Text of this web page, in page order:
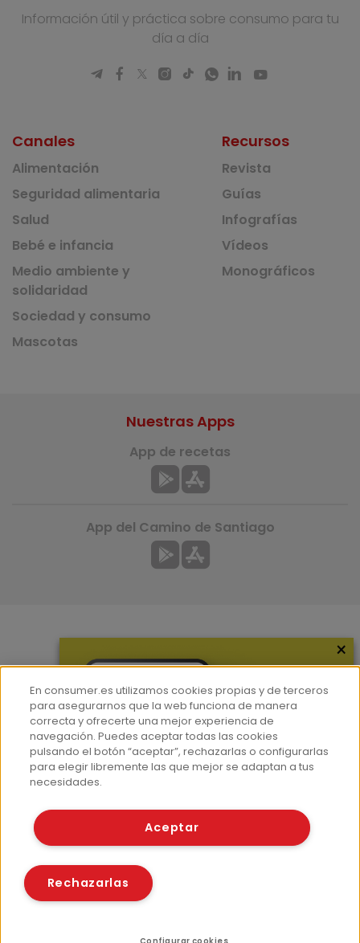
Información útil y práctica sobre consumo para tu
día a día
Canales
Alimentación
Seguridad alimentaria
Salud
Bebé e infancia
Medio ambiente y
solidaridad
Sociedad y consumo
Mascotas
Recursos
Revista
Guías
Infografías
Vídeos
Monográficos
Hemeroteca
Contacto
Prensa
Corpus Lingüístico Consumer
Nuestras Apps
App de recetas
App del Camino de Santiago
© Fundación EROSKI
Políticas de cookies
×
En consumer.es utilizamos cookies propias y de terceros
para asegurarnos que la web funciona de manera
correcta y ofrecerte una mejor experiencia de
navegación. Puedes aceptar todas las cookies
pulsando el botón “aceptar”, rechazarlas o configurarlas
para elegir libremente las que mejor se adaptan a tus
necesidades.
Aceptar
Rechazarlas